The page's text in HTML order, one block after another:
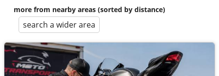
more from nearby areas (sorted by distance)
search a wider area